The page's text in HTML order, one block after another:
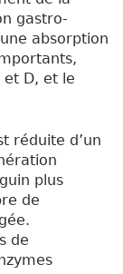
gastro-
absorption
et D, et le
réduite d’un
plus
de
de